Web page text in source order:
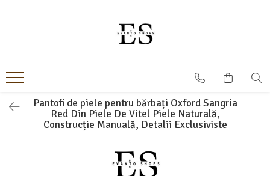
Derby
MonkStraps
DubleMonk
Ghete
PantofiPantofi de piele pentru bărbați Oxford Sangria
Red Din Piele De Vitel Piele Naturală,
Construcție Manuală, Detalii Exclusiviste